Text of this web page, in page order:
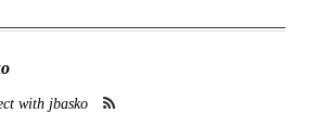
with jbasko